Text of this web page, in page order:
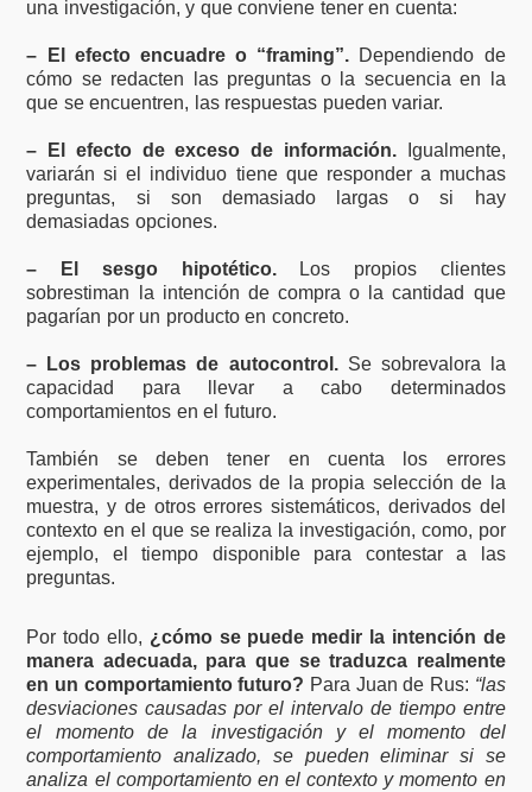
una investigación, y que conviene tener en cuenta:
– El efecto encuadre o “framing”. Dependiendo de
cómo se redacten las preguntas o la secuencia en la
que se encuentren, las respuestas pueden variar.
– El efecto de exceso de información.Igualmente,
variarán si el individuo tiene que responder a muchas
preguntas, si son demasiado largas o si hay
demasiadas opciones.
– El sesgo hipotético.Los propios clientes
sobrestiman la intención de compra o la cantidad que
pagarían por un producto en concreto.
– Los problemas de autocontrol.Se sobrevalora la
capacidad para llevar a cabo determinados
comportamientos en el futuro.
También se deben tener en cuenta los errores
experimentales, derivados de la propia selección de la
muestra, y de otros errores sistemáticos, derivados del
contexto en el que se realiza la investigación, como, por
ejemplo, el tiempo disponible para contestar a las
preguntas.
Por todo ello, ¿cómo se puede medir la intención de
manera adecuada, para que se traduzca realmente
en un comportamiento futuro? Para Juan de Rus: “las
desviaciones causadas por el intervalo de tiempo entre
el momento de la investigación y el momento del
comportamiento analizado, se pueden eliminar si se
analiza el comportamiento en el contexto y momento en